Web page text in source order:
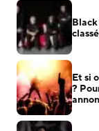
Et si
?